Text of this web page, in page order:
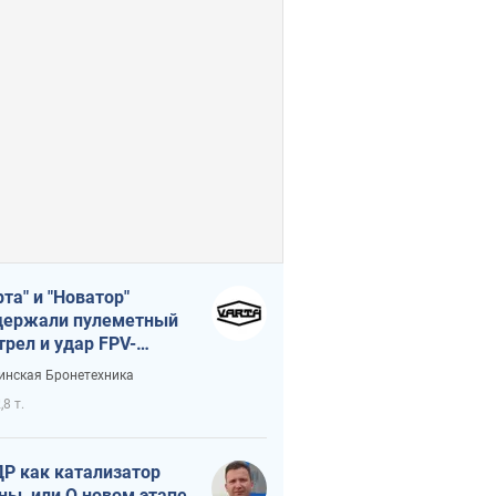
и "Новатор"
пулеметный
и удар FPV-
сохранив жизнь
Бронетехника
т.
как катализатор